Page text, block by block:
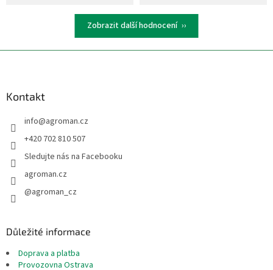
Zobrazit další hodnocení
Kontakt
info@agroman.cz
+420 702 810 507
Sledujte nás na Facebooku
agroman.cz
@agroman_cz
Důležité informace
Doprava a platba
Provozovna Ostrava